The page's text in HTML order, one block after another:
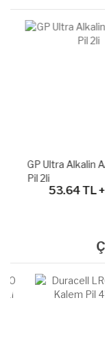
GP Ultra Alkalin
Pil 2li
53.64 TL +